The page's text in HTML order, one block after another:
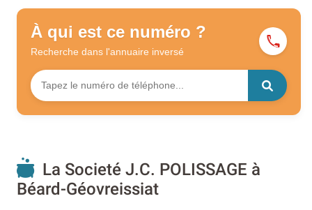
À qui est ce numéro ?
Recherche dans l'annuaire inversé
La Societé J.C. POLISSAGE à
Béard-Géovreissiat